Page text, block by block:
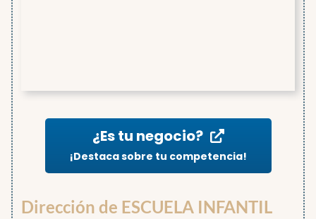
¿Es tu negocio?
¡Destaca sobre tu competencia!
Dirección de ESCUELA INFANTIL